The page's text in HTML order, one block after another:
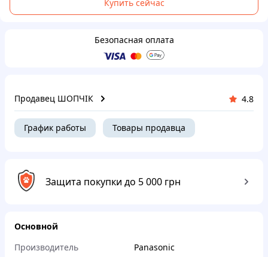
Купить сейчас
Безопасная оплата
Продавец ШОПЧІК 4.8
График работы Товары продавца
Защита покупки до 5 000 грн
Основной
Производитель
Panasonic